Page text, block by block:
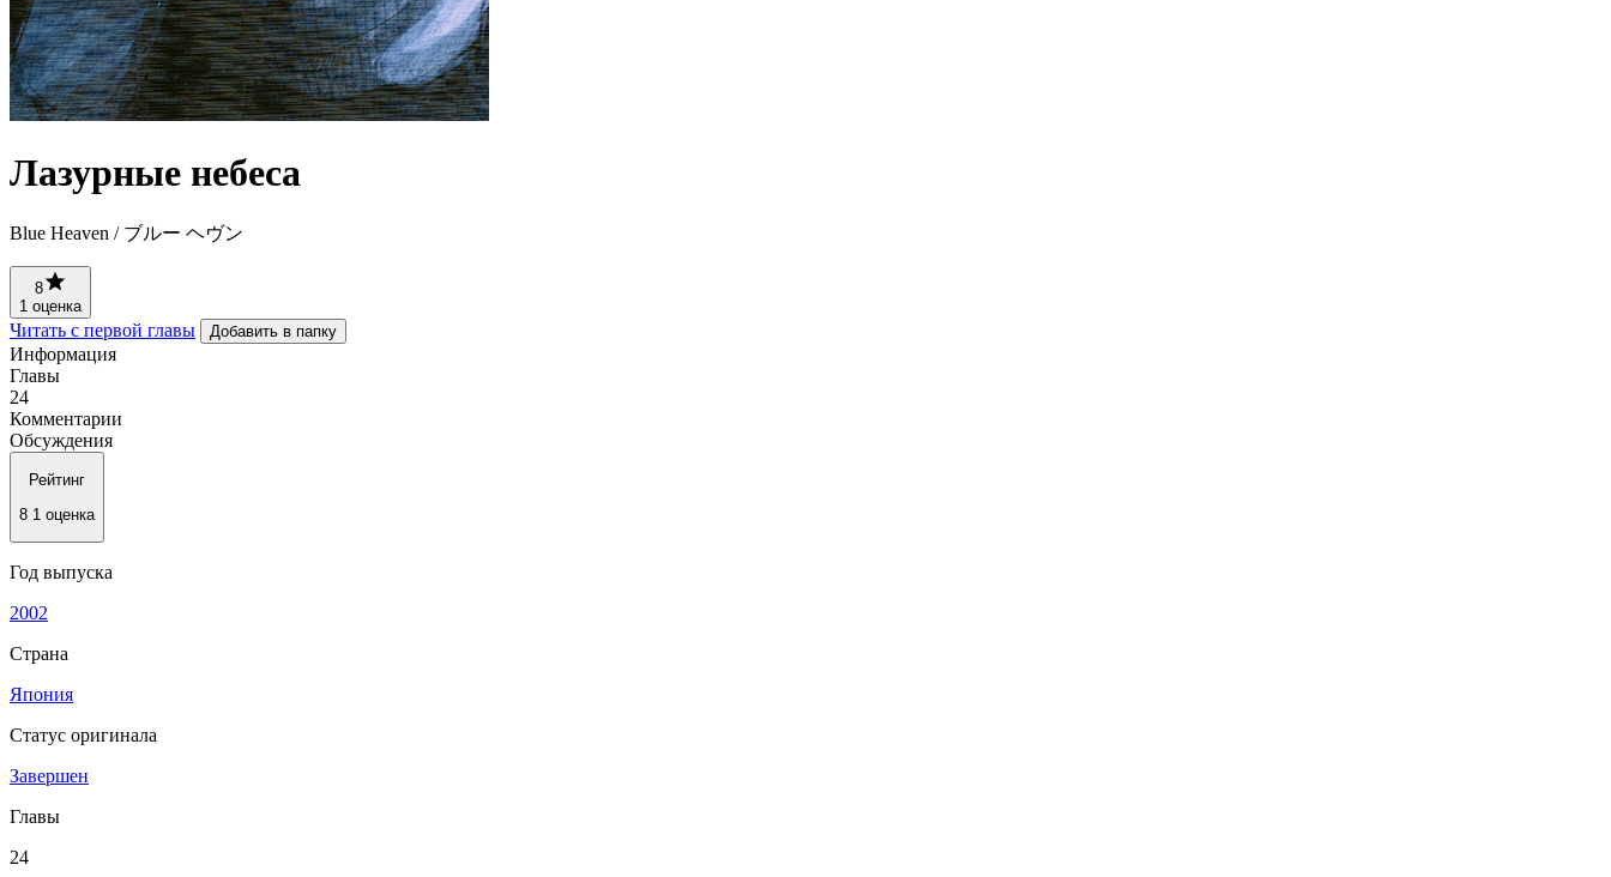
Лазурные небеса
Blue Heaven / ブルー ヘヴン
8
1 оценка
Читать с первой главы Добавить в папку
Информация
Главы
24
Комментарии
Обсуждения
Рейтинг
8 1 оценка
Год выпуска
2002
Страна
Япония
Статус оригинала
Завершен
Главы
24